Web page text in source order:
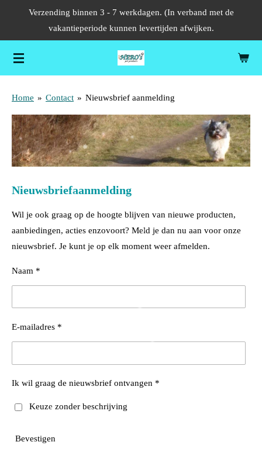
de
hoofdinhoud
Verzending binnen 3 - 7 werkdagen. (In verband met de
vakantieperiode kunnen levertijden afwijken.
Home » Contact » Nieuwsbrief aanmelding
Nieuwsbriefaanmelding
Wil je ook graag op de hoogte blijven van nieuwe producten,
aanbiedingen, acties enzovoort? Meld je dan nu aan voor onze
nieuwsbrief. Je kunt je op elk moment weer afmelden.
Naam *
E-mailadres *
Ik wil graag de nieuwsbrief ontvangen *
Keuze zonder beschrijving
Bevestigen